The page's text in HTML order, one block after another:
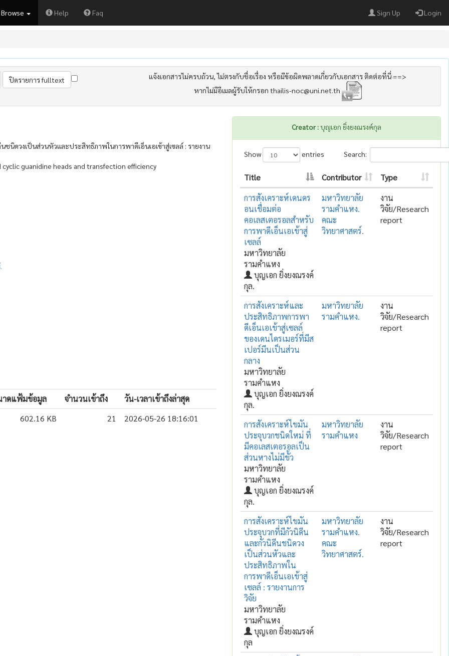
Browse Help Faq Sign Up Login
แจ้งเอกสารไม่ครบถ้วน, ไม่ตรงกับชื่อเรื่อง หรือมีข้อผิดพลาดเกี่ยวกับเอกสาร ติดต่อที่นี่ ==>
หากไม่มีอีเมลผู้รับให้กรอก thailis-noc@uni.net.th
นิดวงเป็นส่วนหัวและประสิทธิภาพในการพาดีเอ็นเอเข้าสู่เซลล์ : รายงาน
guanidine heads and transfection efficiency
าดแฟ้มข้อมูล จำนวนเข้าถึง
วัน-เวลาเข้าถึงล่าสุด
602.16 KB 21 2026-05-26 18:16:01
Creator :บุญเอก ยิ่งยงณรงค์กุล
Show entries Search:
Title Contributor
Type
การสังเคราะห์เดนดร
อนเชื่อมต่อ
คอเลสเตอรอลสำหรับ
การพาดีเอ็นเอเข้าสู่
เซลล์
มหาวิทยาลัย
รามคำแหง
บุญเอก ยิ่งยงณรงค์
กุล.
มหาวิทยาลัย
รามคำแหง.
คณะ
วิทยาศาสตร์.
งาน
วิจัย/Research
report
การสังเคราะห์และ
ประสิทธิภาพการพา
ดีเอ็นเอเข้าสู่เซลล์
ของเดนไดรเมอร์ที่มีส
เปอร์มีนเป็นส่วน
กลาง
มหาวิทยาลัย
รามคำแหง
บุญเอก ยิ่งยงณรงค์
กุล.
มหาวิทยาลัย
รามคำแหง.
งาน
วิจัย/Research
report
การสังเคราะห์ไขมัน
ประจุบวกชนิดใหม่ ที่
มีคอเลสเตอรอลเป็น
ส่วนหางไม่มีขั้ว
มหาวิทยาลัย
รามคำแหง
บุญเอก ยิ่งยงณรงค์
กุล.
มหาวิทยาลัย
รามคำแหง
งาน
วิจัย/Research
report
การสังเคราะห์ไขมัน
ประจุบวกที่มีกัวนิดีน
และกัวนิดีนชนิดวง
เป็นส่วนหัวและ
ประสิทธิภาพใน
การพาดีเอ็นเอเข้าสู่
เซลล์ : รายงานการ
วิจัย
มหาวิทยาลัย
รามคำแหง
บุญเอก ยิ่งยงณรงค์
กุล
มหาวิทยาลัย
รามคำแหง.
คณะ
วิทยาศาสตร์.
งาน
วิจัย/Research
report